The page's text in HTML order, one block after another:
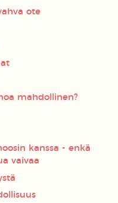
ote
mahdollinen?
kanssa - enkä
vaivaa